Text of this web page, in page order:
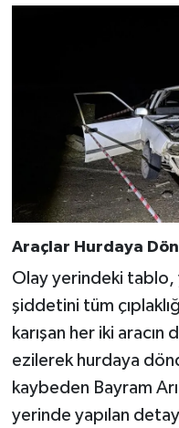
Araçlar Hurdaya
Olay yerindeki tablo,
şiddetini tüm
karışan her iki aracın
ezilerek hurdaya
kaybeden Bayram
yerinde yapılan